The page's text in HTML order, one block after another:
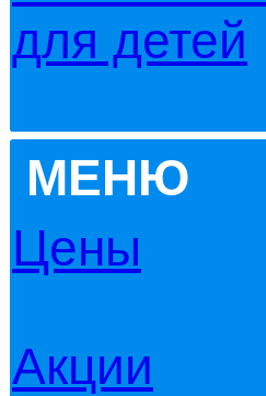
для детей
МЕНЮ
Цены
Акции